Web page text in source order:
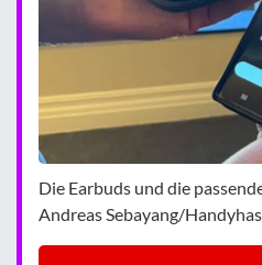
Die Earbuds und die
Andreas Sebayang/